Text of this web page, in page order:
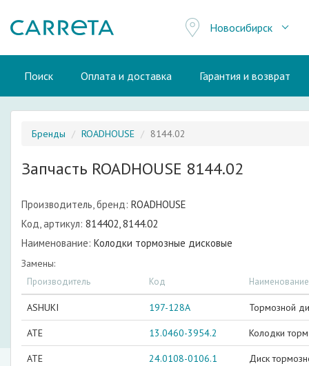
Новосибирск
Поиск Оплата и доставка Гарантия и возврат
Бренды ROADHOUSE 8144.02
Запчасть ROADHOUSE 8144.02
Производитель, бренд: ROADHOUSE
Код, артикул: 814402, 8144.02
Наименование: Колодки тормозные дисковые
Замены:
Производитель Код Наименование
ASHUKI 197-128A Тормозной
ATE 13.0460-3954.2 Колодки
ATE 24.0108-0106.1 Диск